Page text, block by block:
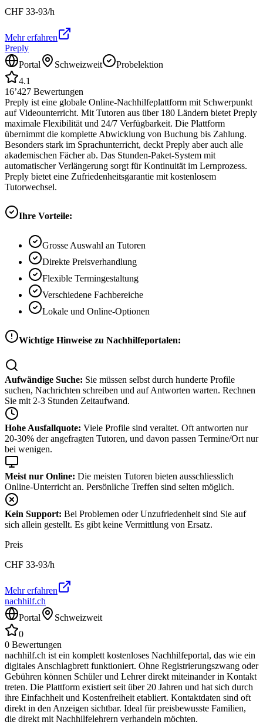
CHF 33-93/h
Mehr erfahren
Preply
Portal
Schweizweit
Probelektion
4.1
16’427 Bewertungen
Preply ist eine globale Online-Nachhilfeplattform mit Schwerpunkt
auf Videounterricht. Mit Tutoren aus über 180 Ländern bietet Preply
maximale Flexibilität und 24/7 Verfügbarkeit. Die Plattform
übernimmt die komplette Abwicklung von Buchung bis Zahlung.
Besonders stark im Sprachunterricht, deckt Preply aber auch alle
akademischen Fächer ab. Das Stunden-Paket-System mit
automatischer Verlängerung sorgt für Kontinuität im Lernprozess.
Preply bietet eine Zufriedenheitsgarantie mit kostenlosem
Tutorwechsel.
Ihre Vorteile:
Grosse Auswahl an Tutoren
Direkte Preisverhandlung
Flexible Termingestaltung
Verschiedene Fachbereiche
Lokale und Online-Optionen
Wichtige Hinweise zu Nachhilfeportalen:
Aufwändige Suche: Sie müssen selbst durch hunderte Profile
suchen, Nachrichten schreiben und auf Antworten warten. Rechnen
Sie mit 2-3 Stunden Zeitaufwand.
Hohe Ausfallquote: Viele Profile sind veraltet. Oft antworten nur
20-30% der angefragten Tutoren, und davon passen Termine/Ort nur
bei wenigen.
Meist nur Online: Die meisten Tutoren bieten ausschliesslich
Online-Unterricht an. Persönliche Treffen sind selten möglich.
Kein Support: Bei Problemen oder Unzufriedenheit sind Sie auf
sich allein gestellt. Es gibt keine Vermittlung von Ersatz.
Preis
CHF 33-93/h
Mehr erfahren
nachhilf.ch
Portal
Schweizweit
0
0 Bewertungen
nachhilf.ch ist ein komplett kostenloses Nachhilfeportal, das wie ein
digitales Anschlagbrett funktioniert. Ohne Registrierungszwang oder
Gebühren können Schüler und Lehrer direkt miteinander in Kontakt
treten. Die Plattform existiert seit über 20 Jahren und hat sich durch
ihre Einfachheit und Kostenfreiheit etabliert. Kontaktdaten sind oft
direkt in den Anzeigen sichtbar. Ideal für preisbewusste Familien,
die direkt mit Nachhilfelehrern verhandeln möchten.